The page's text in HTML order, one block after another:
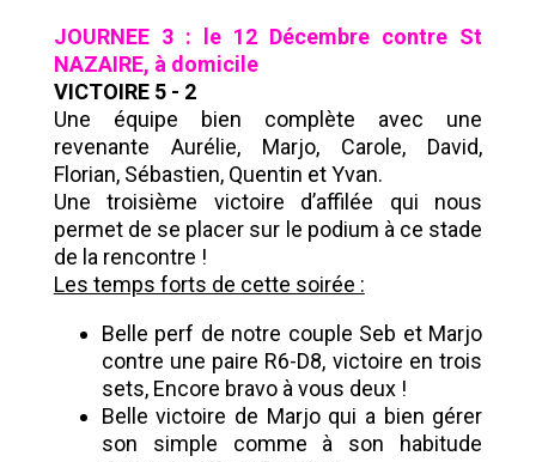
JOURNEE 3 : le 12 Décembre contre St
NAZAIRE, à domicile
VICTOIRE 5 - 2
Une équipe bien complète avec une
revenante Aurélie, Marjo, Carole, David,
Florian, Sébastien, Quentin et Yvan.
Une troisième victoire d’affilée qui nous
permet de se placer sur le podium à ce stade
de la rencontre !
Les temps forts de cette soirée :
Belle perf de notre couple Seb et Marjo
contre une paire R6-D8, victoire en trois
sets, Encore bravo à vous deux !
Belle victoire de Marjo qui a bien gérer
son simple comme à son habitude